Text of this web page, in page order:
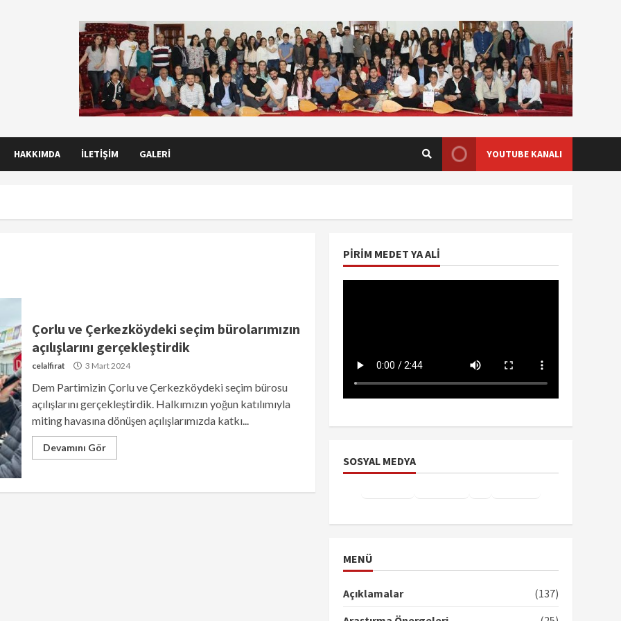
HAKKIMDA İLETIŞIM GALERI YOUTUBE KANALI
Çorlu ve Çerkezköydeki seçim bürolarımızın
açılışlarını gerçekleştirdik
celalfirat 3 Mart 2024
Dem Partimizin Çorlu ve Çerkezköydeki seçim bürosu
açılışlarını gerçekleştirdik. Halkımızın yoğun katılımıyla
miting havasına dönüşen açılışlarımızda katkı...
Devamını Gör
PIRIM MEDET YA ALI
SOSYAL MEDYA
MENÜ
Açıklamalar
(137)